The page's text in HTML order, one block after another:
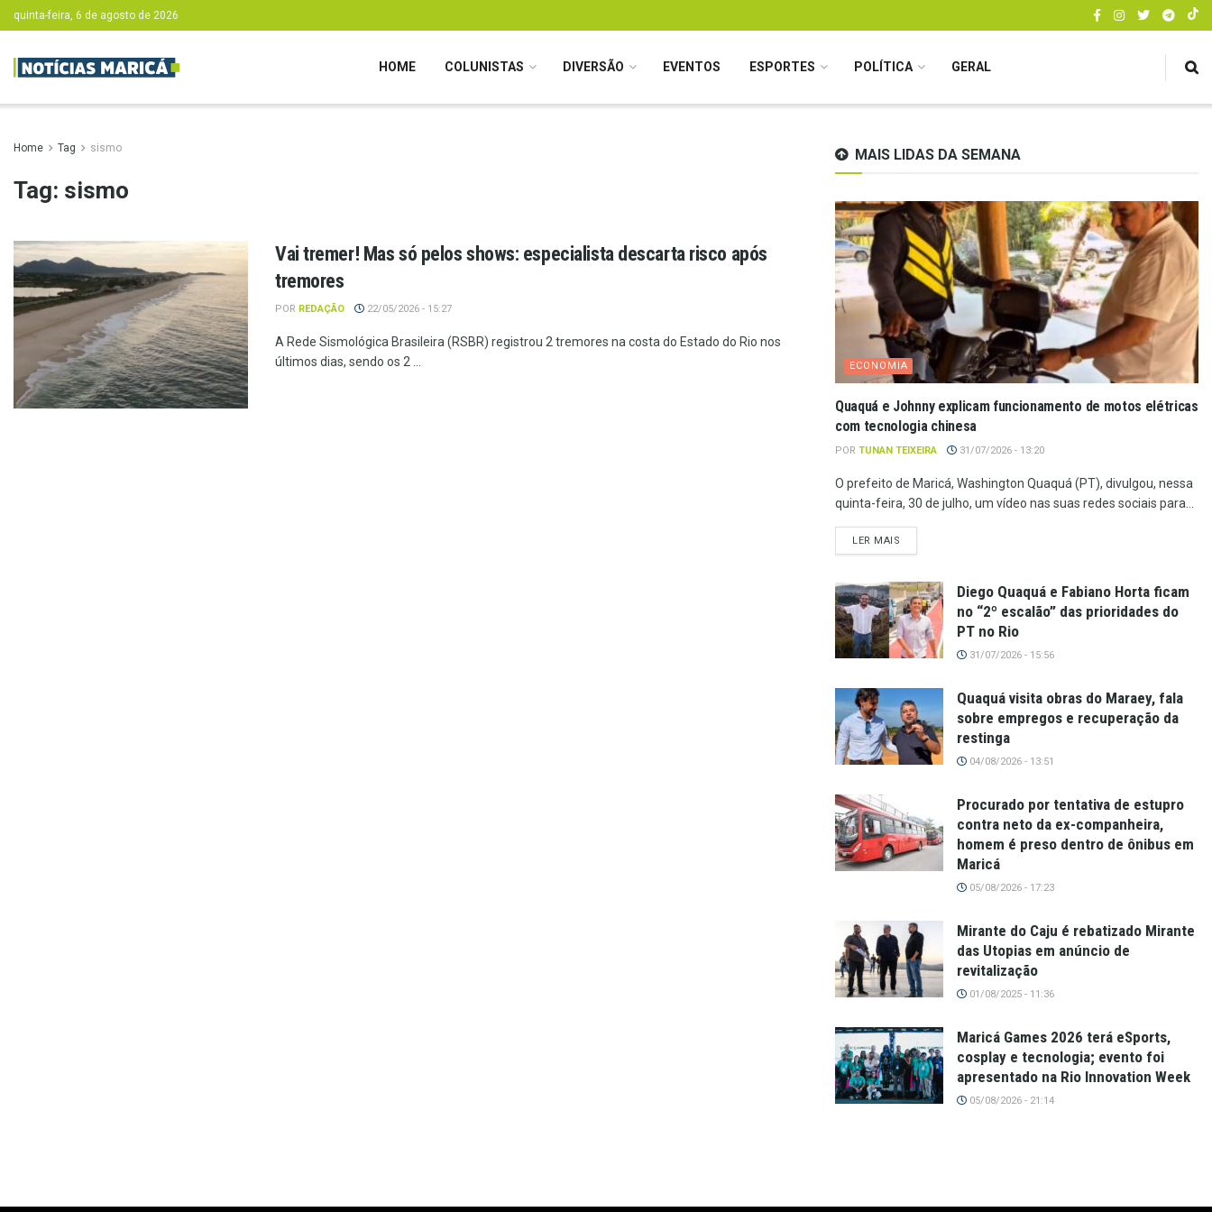
quinta-feira, 6 de agosto de 2026
HOME COLUNISTAS DIVERSÃO EVENTOS ESPORTES POLÍTICA GERAL
Home Tag sismo
Tag: sismo
Vai tremer! Mas só pelos shows: especialista descarta risco após
tremores
POR REDAÇÃO 22/05/2026 - 15:27
A Rede Sismológica Brasileira (RSBR) registrou 2 tremores na costa do Estado do Rio nos
últimos dias, sendo os 2 ...
MAIS LIDAS DA SEMANA
ECONOMIA
Quaquá e Johnny explicam funcionamento de motos elétricas
com tecnologia chinesa
POR TUNAN TEIXEIRA 31/07/2026 - 13:20
O prefeito de Maricá, Washington Quaquá (PT), divulgou, nessa
quinta-feira, 30 de julho, um vídeo nas suas redes sociais para...
LER MAIS
Diego Quaquá e Fabiano Horta ficam
no “2º escalão” das prioridades do
PT no Rio
31/07/2026 - 15:56
Quaquá visita obras do Maraey, fala
sobre empregos e recuperação da
restinga
04/08/2026 - 13:51
Procurado por tentativa de estupro
contra neto da ex-companheira,
homem é preso dentro de ônibus em
Maricá
05/08/2026 - 17:23
Mirante do Caju é rebatizado Mirante
das Utopias em anúncio de
revitalização
01/08/2025 - 11:36
Maricá Games 2026 terá eSports,
cosplay e tecnologia; evento foi
apresentado na Rio Innovation Week
05/08/2026 - 21:14